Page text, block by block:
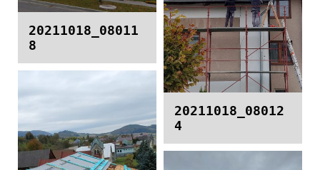
20211018_08011
8
20211018_08012
4